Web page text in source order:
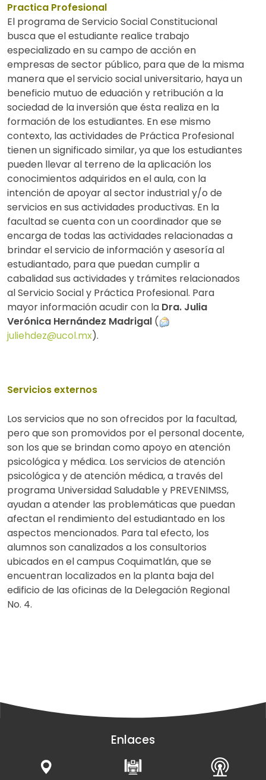
Practica Profesional
El programa de Servicio Social Constitucional
busca que el estudiante realice trabajo
especializado en su campo de acción en
empresas de sector público, para que de la misma
manera que el servicio social universitario, haya un
beneficio mutuo de eduación y retribución a la
sociedad de la inversión que ésta realiza en la
formación de los estudiantes. En ese mismo
contexto, las actividades de Práctica Profesional
tienen un significado similar, ya que los estudiantes
pueden llevar al terreno de la aplicación los
conocimientos adquiridos en el aula, con la
intención de apoyar al sector industrial y/o de
servicios en sus actividades productivas. En la
facultad se cuenta con un coordinador que se
encarga de todas las actividades relacionadas a
brindar el servicio de información y asesoría al
estudiantado, para que puedan cumplir a
cabalidad sus actividades y trámites relacionados
al Servicio Social y Práctica Profesional. Para
mayor información acudir con la Dra. Julia
Verónica Hernández Madrigal (
juliehdez@ucol.mx).
Servicios externos
Los servicios que no son ofrecidos por la facultad,
pero que son promovidos por el personal docente,
son los que se brindan como apoyo en atención
psicológica y médica. Los servicios de atención
psicológica y de atención médica, a través del
programa Universidad Saludable y PREVENIMSS,
ayudan a atender las problemáticas que puedan
afectan el rendimiento del estudiantado en los
aspectos mencionados. Para tal efecto, los
alumnos son canalizados a los consultorios
ubicados en el campus Coquimatlán, que se
encuentran localizados en la planta baja del
edificio de las oficinas de la Delegación Regional
No. 4.
Enlaces